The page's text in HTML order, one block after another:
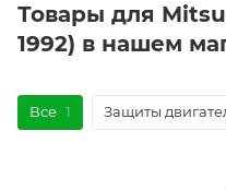
Товары для
1992) в нашем
Все 1 Защиты